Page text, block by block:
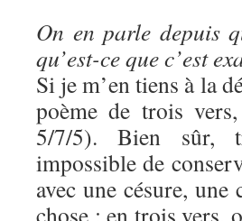
On en parle depuis
qu’est-ce que c’est
Si je m’en tiens à la
poème de trois
5/7/5). Bien sûr,
impossible de
avec une césure,
chose : en trois vers,